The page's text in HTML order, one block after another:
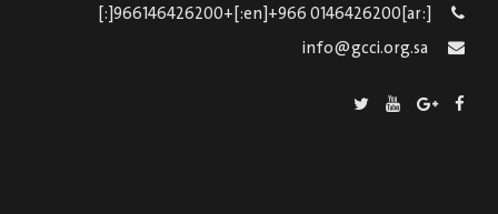
[:ar]966146426200+[:en]+966 0146426200[:]